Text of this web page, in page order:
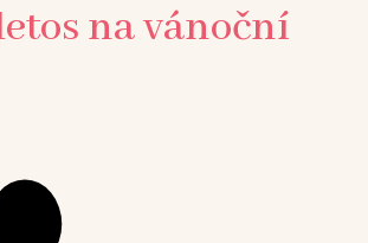
na vánoční